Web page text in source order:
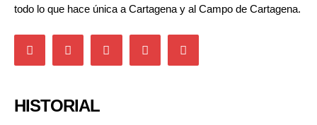
todo lo que hace única a Cartagena y al Campo de Cartagena.
HISTORIAL